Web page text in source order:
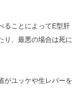
ることによってE型肝
り、最悪の場合は死に
がユッケや生レバーを